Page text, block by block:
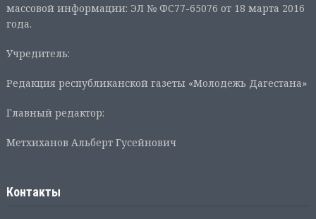
массовой информации: ЭЛ № ФС77-65076 от 18 марта 2016
года.
Учредитель:
Редакция республиканской газеты «Молодежь Дагестана»
Главный редактор:
Метхиханов Альберт Гусейнович
Контакты